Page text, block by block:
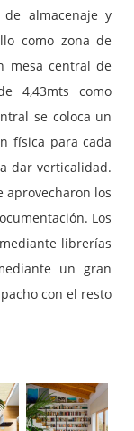
almacenaje y
como zona de
mesa central de
4,43mts como
se coloca un
física para cada
dar verticalidad.
aprovecharon los
Los
librerías
un gran
con el resto